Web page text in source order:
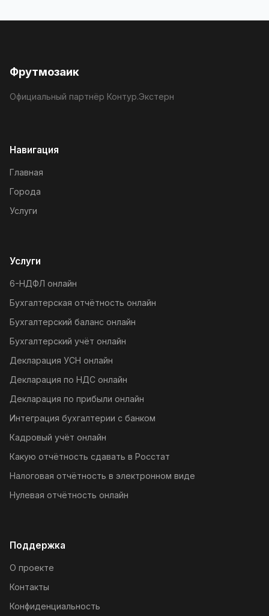
Фрутмозаик
Официальный партнёр Контур.Экстерн
Навигация
Главная
Города
Услуги
Услуги
6-НДФЛ онлайн
Бухгалтерская отчётность онлайн
Бухгалтерский баланс онлайн
Бухгалтерский учёт онлайн
Декларация УСН онлайн
Декларация по НДС онлайн
Декларация по прибыли онлайн
Интеграция бухгалтерии с банком
Кадровый учёт онлайн
Какую отчётность сдавать в Росстат
Налоговая отчётность в электронном виде
Нулевая отчётность онлайн
Поддержка
О проекте
Контакты
Конфиденциальность